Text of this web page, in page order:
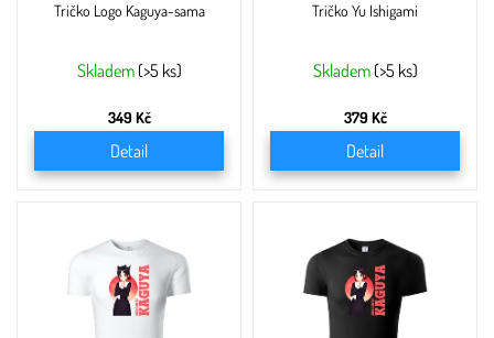
Tričko Logo Kaguya-sama
Skladem (>5 ks)
349 Kč
Detail
Tričko Yu Ishigami
Skladem (>5 ks)
379 Kč
Detail